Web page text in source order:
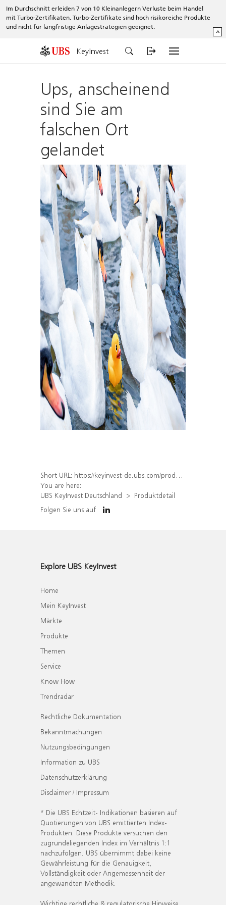
Im Durchschnitt erleiden 7 von 10 Kleinanlegern Verluste beim Handel
mit Turbo-Zertifikaten. Turbo-Zertifikate sind hoch risikoreiche Produkte
und nicht für langfristige Anlagestrategien geeignet.
^
KeyInvest
Ups, anscheinend
sind Sie am
falschen Ort
gelandet
Short URL: https://keyinvest-de.ubs.com/produkt/detail/index/isin/DE000WA4FRF5
You are here:
UBS KeyInvest Deutschland
Produktdetail
Folgen Sie uns auf
Explore UBS KeyInvest
Home
Mein KeyInvest
Märkte
Produkte
Themen
Service
Know How
Trendradar
Rechtliche Dokumentation
Bekanntmachungen
Nutzungsbedingungen
Information zu UBS
Datenschutzerklärung
Disclaimer / Impressum
* Die UBS Echtzeit- Indikationen basieren auf
Quotierungen von UBS emittierten Index-
Produkten. Diese Produkte versuchen den
zugrundeliegenden Index im Verhältnis 1:1
nachzufolgen. UBS übernimmt dabei keine
Gewährleistung für die Genauigkeit,
Vollständigkeit oder Angemessenheit der
angewandten Methodik.